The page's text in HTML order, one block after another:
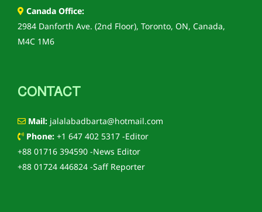
Canada Office:
2984 Danforth Ave. (2nd Floor), Toronto, ON, Canada,
M4C 1M6
CONTACT
Mail: jalalabadbarta@hotmail.com
Phone: +1 647 402 5317 -Editor
+88 01716 394590 -News Editor
+88 01724 446824 -Saff Reporter